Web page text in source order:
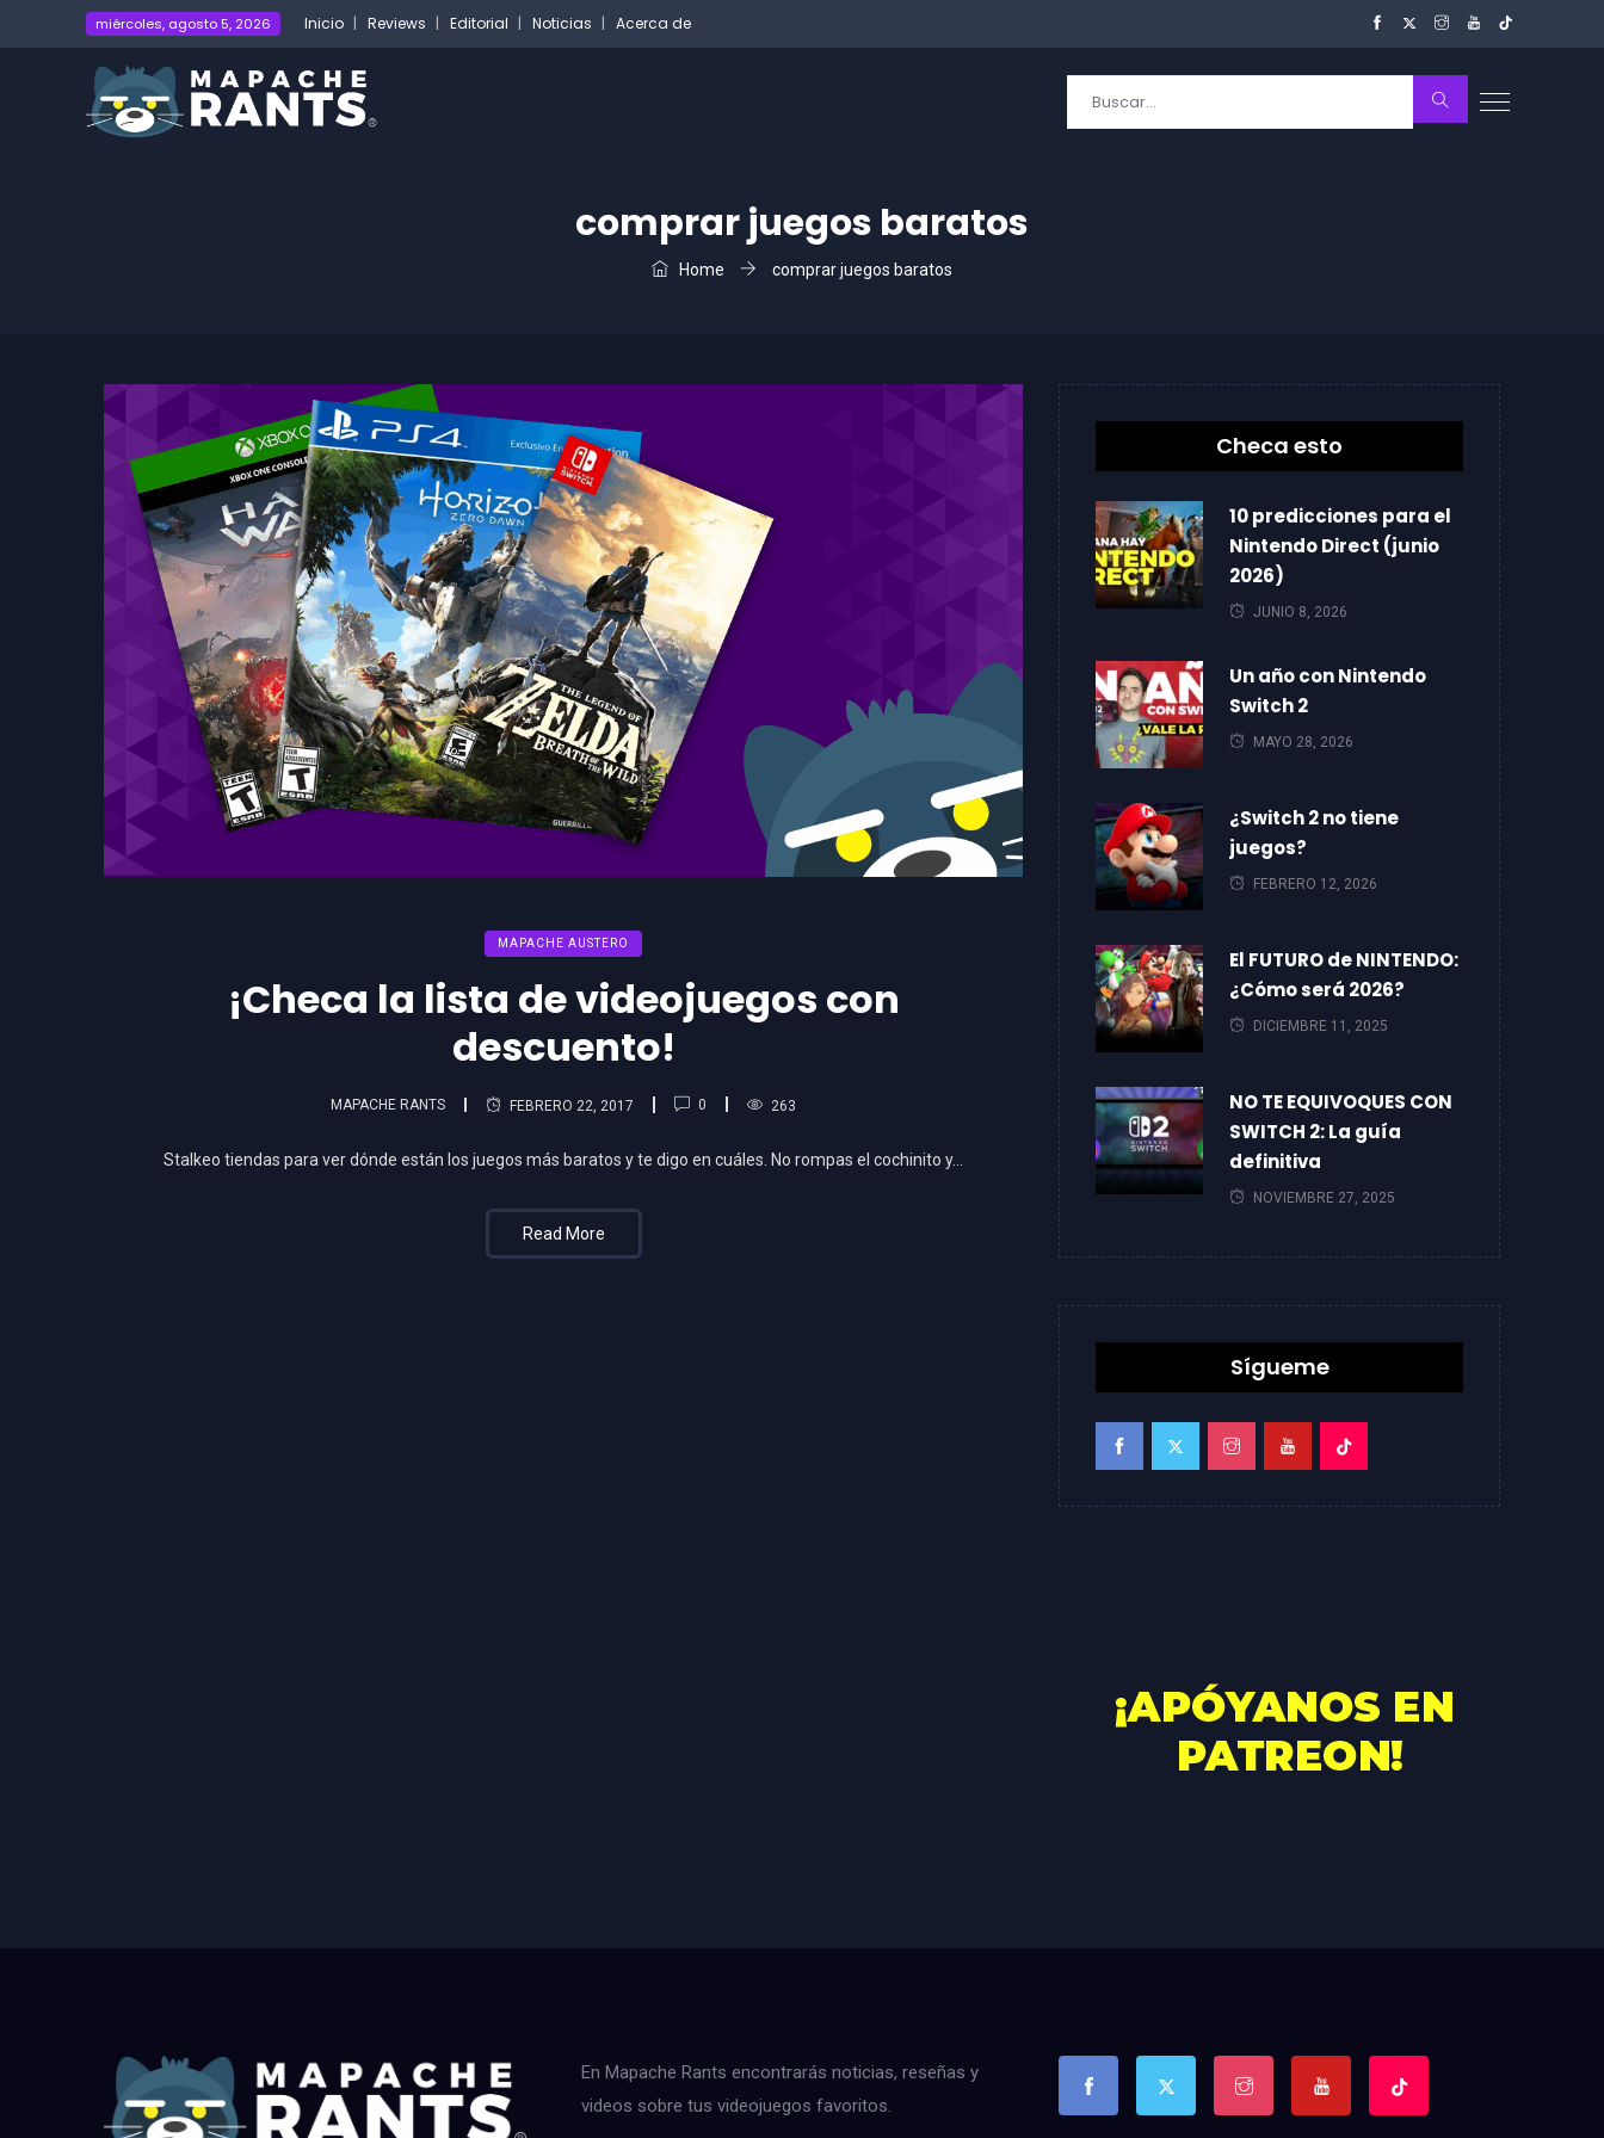
miércoles, agosto 5, 2026 Inicio Reviews Editorial Noticias Acerca de
comprar juegos baratos
Home comprar juegos baratos
MAPACHE AUSTERO
¡Checa la lista de videojuegos con
descuento!
MAPACHE RANTS FEBRERO 22, 2017 0 263
Stalkeo tiendas para ver dónde están los juegos más baratos y te digo en cuáles. No rompas el cochinito y...
Read More
Checa esto
10 predicciones para el
Nintendo Direct (junio
2026)
JUNIO 8, 2026
Un año con Nintendo
Switch 2
MAYO 28, 2026
¿Switch 2 no tiene
juegos?
FEBRERO 12, 2026
El FUTURO de NINTENDO:
¿Cómo será 2026?
DICIEMBRE 11, 2025
NO TE EQUIVOQUES CON
SWITCH 2: La guía
definitiva
NOVIEMBRE 27, 2025
Sígueme
En Mapache Rants encontrarás noticias, reseñas y
videos sobre tus videojuegos favoritos.